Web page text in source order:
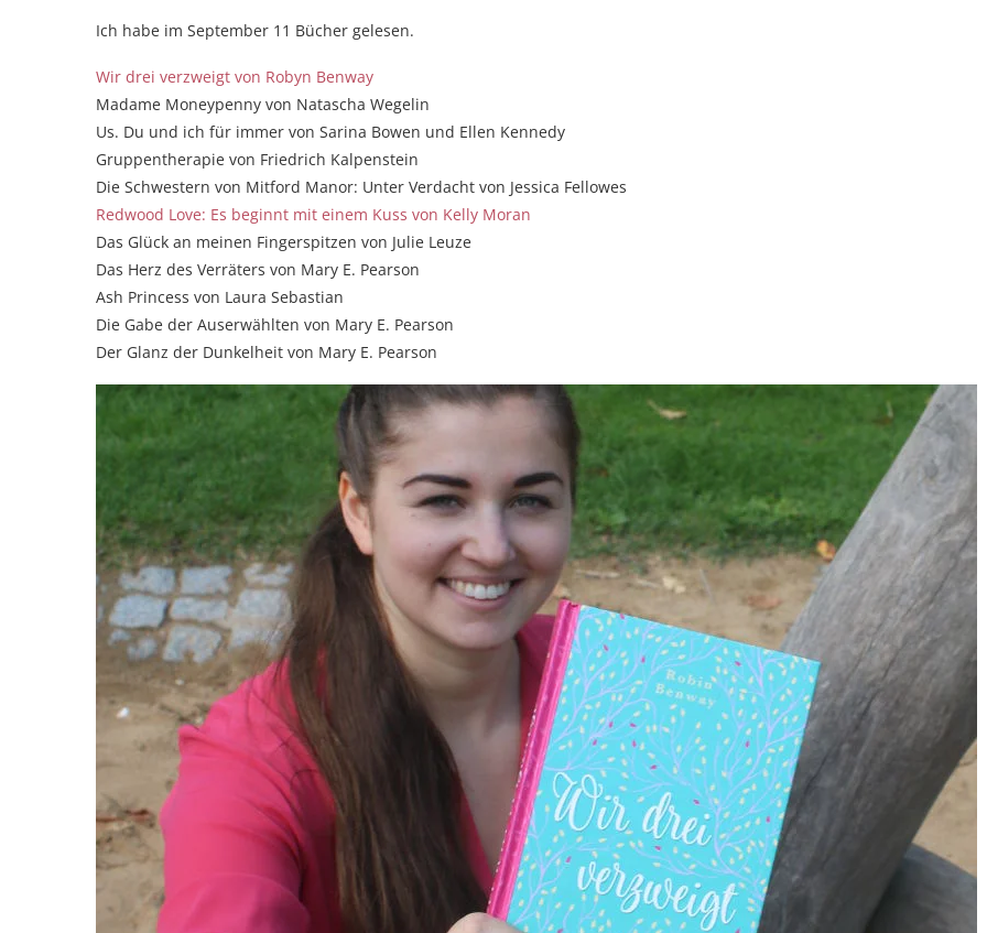
Ich habe im September 11 Bücher gelesen.
Wir drei verzweigt von Robyn Benway
Madame Moneypenny von Natascha Wegelin
Us. Du und ich für immer von Sarina Bowen und Ellen Kennedy
Gruppentherapie von Friedrich Kalpenstein
Die Schwestern von Mitford Manor: Unter Verdacht von Jessica Fellowes
Redwood Love: Es beginnt mit einem Kuss von Kelly Moran
Das Glück an meinen Fingerspitzen von Julie Leuze
Das Herz des Verräters von Mary E. Pearson
Ash Princess von Laura Sebastian
Die Gabe der Auserwählten von Mary E. Pearson
Der Glanz der Dunkelheit von Mary E. Pearson